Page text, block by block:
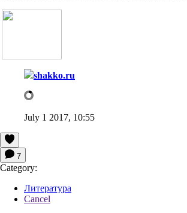
shakko.ru
July 1 2017, 10:55
7
Category:
Литература
Cancel